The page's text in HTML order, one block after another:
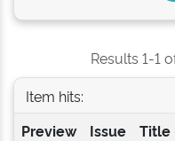
Results 1-1
Item hits:
Preview
Issue
Title